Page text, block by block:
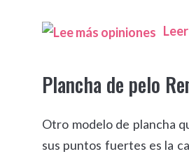
Plancha de pelo
Otro modelo de plancha
sus puntos fuertes es la